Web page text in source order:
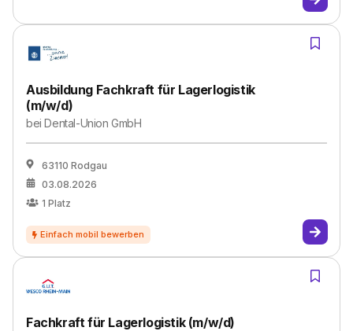
Ausbildung Fachkraft für Lagerlogistik
(m/w/d)
beiDental-Union GmbH
63110 Rodgau
03.08.2026
1 Platz
Fachkraft für Lagerlogistik (m/w/d)